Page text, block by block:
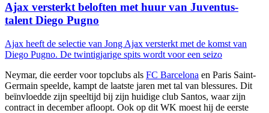
Ajax versterkt beloften met huur van Juventus-
talent Diego Pugno
Ajax heeft de selectie van Jong Ajax versterkt met de komst van
Diego Pugno. De twintigjarige spits wordt voor een seizo
Neymar, die eerder voor topclubs als FC Barcelona en Paris Saint-
Germain speelde, kampt de laatste jaren met tal van blessures. Dit
beïnvloedde zijn speeltijd bij zijn huidige club Santos, waar zijn
contract in december afloopt. Ook op dit WK moest hij de eerste